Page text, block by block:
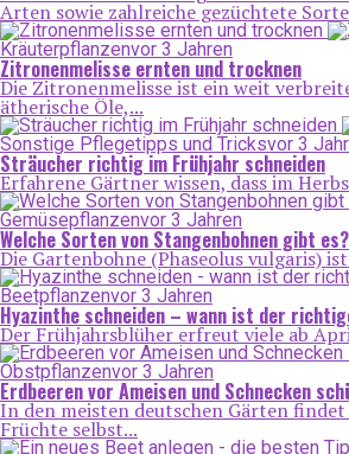
Arten sowie zahlreiche gezüchtete
Kräuterpflanzenvor 3 Jahren
Zitronenmelisse ernten und trocknen
Die Zitronenmelisse ist ein weit
ätherische Öle,...
Sonstige Pflegetipps und Tricksvor 3
Sträucher richtig im Frühjahr schneiden
Erfahrene Gärtner wissen, dass im
Gemüsepflanzenvor 3 Jahren
Welche Sorten von Stangenbohnen gibt es?
Die Gartenbohne (Phaseolus vulgaris)
Beetpflanzenvor 3 Jahren
Hyazinthe schneiden – wann ist der
Der Frühjahrsblüher erfreut viele ab
Obstpflanzenvor 3 Jahren
Erdbeeren vor Ameisen und Schnecken
In den meisten deutschen Gärten
Früchte selbst...